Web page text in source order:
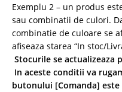
Exemplu 2 – un produs
sau combinatii de culori.
combinatie de culoare se
afiseaza starea “In stoc/
Stocurile se actualizeaza
In aceste conditii va
butonului [Comanda]